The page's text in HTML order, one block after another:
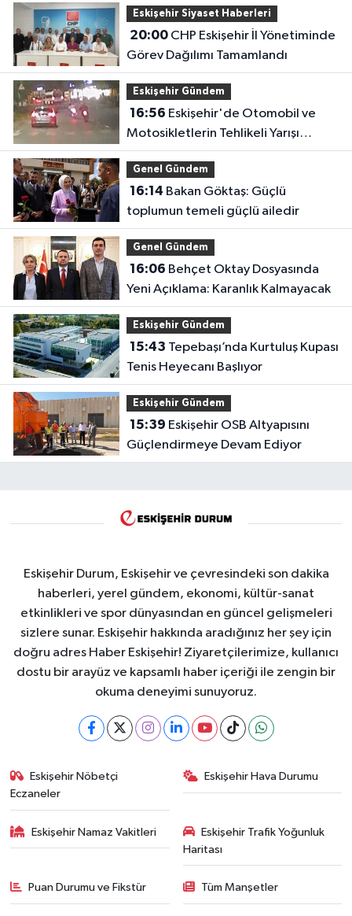
Eskişehir Siyaset Haberleri
20:00CHP Eskişehir İl Yönetiminde
Görev Dağılımı Tamamlandı
Eskişehir Gündem
16:56
Motosikletlerin Tehlikeli Yarışı
Kamerada
Genel Gündem
16:14
toplumun temeli güçlü ailedir
Genel Gündem
16:06
Yeni Açıklama: Karanlık Kalmayacak
Eskişehir Gündem
15:43
Tenis Heyecanı Başlıyor
Eskişehir Gündem
15:39
Güçlendirmeye Devam Ediyor
Eskişehir Durum, Eskişehir ve çevresindeki son dakika
haberleri, yerel gündem, ekonomi, kültür-sanat
etkinlikleri ve spor dünyasından en güncel gelişmeleri
sizlere sunar. Eskişehir hakkında aradığınız her şey için
doğru adres Haber Eskişehir! Ziyaretçilerimize, kullanıcı
dostu bir arayüz ve kapsamlı haber içeriği ile zengin bir
okuma deneyimi sunuyoruz.
Eskişehir Nöbetçi
Eczaneler
Eskişehir Hava Durumu
Eskişehir Namaz Vakitleri
Eskişehir Trafik Yoğunluk
Haritası
Puan Durumu ve Fikstür Tüm Manşetler